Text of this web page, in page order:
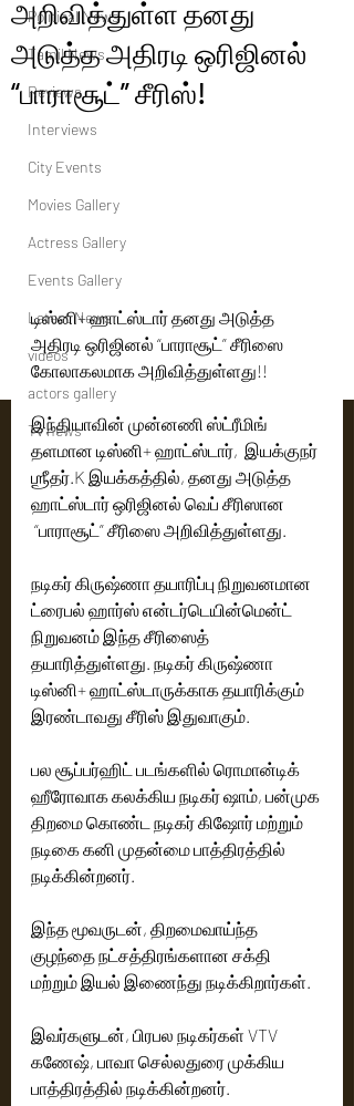
Political News
Tamil News
Reviews
Interviews
City Events
Movies Gallery
Actress Gallery
Events Gallery
Latest News
videos
actors gallery
Tv news
அறிவித்துள்ள தனது
அடுத்த அதிரடி ஒரிஜினல்
“பாராசூட்” சீரிஸ்!
டிஸ்னி+ ஹாட்ஸ்டார் தனது அடுத்த
அதிரடி ஒரிஜினல் “பாராசூட்” சீரிஸை
கோலாகலமாக அறிவித்துள்ளது!!
இந்தியாவின் முன்னணி ஸ்ட்ரீமிங்
தளமான டிஸ்னி+ ஹாட்ஸ்டார்,  இயக்குநர்
ஶ்ரீதர்.K இயக்கத்தில், தனது அடுத்த
ஹாட்ஸ்டார் ஒரிஜினல் வெப் சீரிஸான
“பாராசூட்” சீரிஸை அறிவித்துள்ளது.
நடிகர் கிருஷ்ணா தயாரிப்பு நிறுவனமான
ட்ரைபல் ஹார்ஸ் என்டர்டெயின்மென்ட்
நிறுவனம் இந்த சீரிஸைத்
தயாரித்துள்ளது. நடிகர் கிருஷ்ணா
டிஸ்னி+ ஹாட்ஸ்டாருக்காக தயாரிக்கும்
இரண்டாவது சீரிஸ் இதுவாகும்.
பல சூப்பர்ஹிட் படங்களில் ரொமான்டிக்
ஹீரோவாக கலக்கிய நடிகர் ஷாம், பன்முக
திறமை கொண்ட நடிகர் கிஷோர் மற்றும்
நடிகை கனி முதன்மை பாத்திரத்தில்
நடிக்கின்றனர்.
இந்த மூவருடன், திறமைவாய்ந்த
குழந்தை நட்சத்திரங்களான சக்தி
மற்றும் இயல் இணைந்து நடிக்கிறார்கள்.
இவர்களுடன், பிரபல நடிகர்கள் VTV
கணேஷ், பாவா செல்லதுரை முக்கிய
பாத்திரத்தில் நடிக்கின்றனர்.